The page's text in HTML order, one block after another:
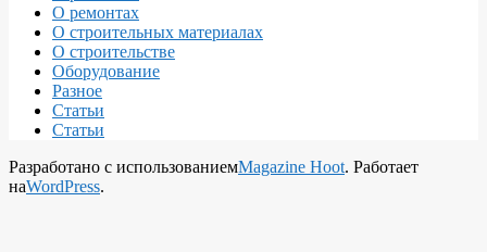
О ремонтах
О строительных материалах
О строительстве
Оборудование
Разное
Статьи
Статьи
Разработано с использованиемMagazine Hoot. Работает
наWordPress.